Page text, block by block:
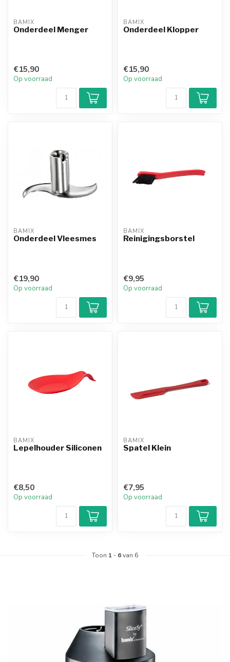
BAMIX
Onderdeel Menger
€15,90
Op voorraad
BAMIX
Onderdeel Klopper
€15,90
Op voorraad
BAMIX
Onderdeel Vleesmes
€19,90
Op voorraad
BAMIX
Reinigingsborstel
€9,95
Op voorraad
BAMIX
Lepelhouder Siliconen
€8,50
Op voorraad
BAMIX
Spatel Klein
€7,95
Op voorraad
Toon 1 - 6van 6